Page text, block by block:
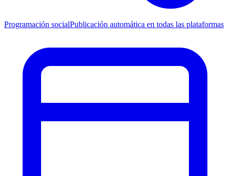
Programación socialPublicación automática en todas las plataformas